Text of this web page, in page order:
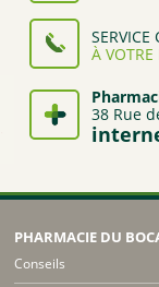
SERVICE
À VOTRE
38 Rue
PHARMACIE DU
Conseils